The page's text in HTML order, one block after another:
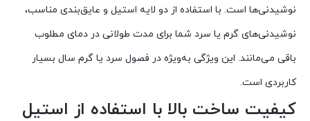
نوشیدنی‌ها است. با استفاده از دو لایه استیل و عایق‌بندی مناسب،
نوشیدنی‌های گرم یا سرد شما برای مدت طولانی در دمای مطلوب
باقی می‌مانند. این ویژگی به‌ویژه در فصول سرد یا گرم سال بسیار
کاربردی است.
کیفیت ساخت بالا با استفاده از استیل